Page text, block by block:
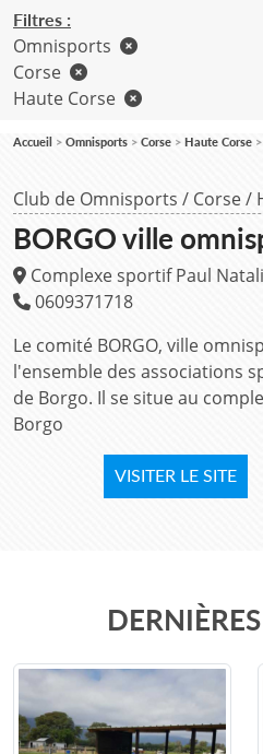
Club de Omnisports / Corse/
BORGO ville
Complexe sportif Paul Natali
0609371718
Le comité BORGO, ville
l'ensemble des associations
de Borgo. Il se situe au
Borgo
VISITER LE SITE
Filtres :
Omnisports
Corse
Haute Corse
Accueil Omnisports Corse Haute Corse